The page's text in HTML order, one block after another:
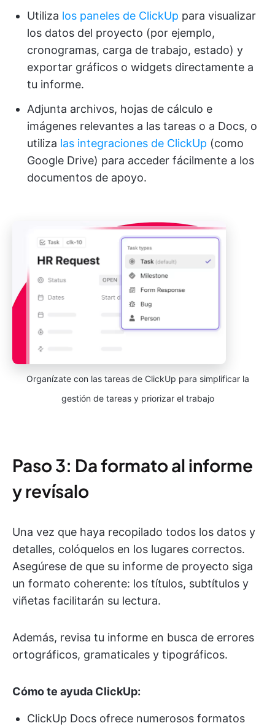
Utiliza los paneles de ClickUp para visualizar
los datos del proyecto (por ejemplo,
cronogramas, carga de trabajo, estado) y
exportar gráficos o widgets directamente a
tu informe.
Adjunta archivos, hojas de cálculo e
imágenes relevantes a las tareas o a Docs, o
utiliza las integraciones de ClickUp (como
Google Drive) para acceder fácilmente a los
documentos de apoyo.
Organízate con las tareas de ClickUp para simplificar la
gestión de tareas y priorizar el trabajo
Paso 3: Da formato al informe
y revísalo
Una vez que haya recopilado todos los datos y
detalles, colóquelos en los lugares correctos.
Asegúrese de que su informe de proyecto siga
un formato coherente: los títulos, subtítulos y
viñetas facilitarán su lectura.
Además, revisa tu informe en busca de errores
ortográficos, gramaticales y tipográficos.
Cómo te ayuda ClickUp:
ClickUp Docs ofrece numerosos formatos